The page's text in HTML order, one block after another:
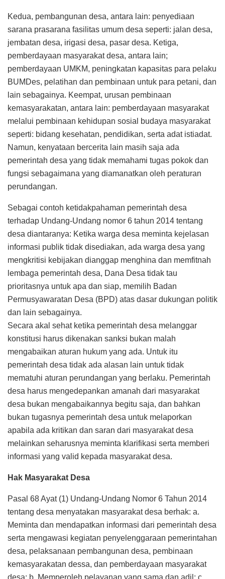
Kedua, pembangunan desa, antara lain: penyediaan
sarana prasarana fasilitas umum desa seperti: jalan desa,
jembatan desa, irigasi desa, pasar desa. Ketiga,
pemberdayaan masyarakat desa, antara lain;
pemberdayaan UMKM, peningkatan kapasitas para pelaku
BUMDes, pelatihan dan pembinaan untuk para petani, dan
lain sebagainya. Keempat, urusan pembinaan
kemasyarakatan, antara lain: pemberdayaan masyarakat
melalui pembinaan kehidupan sosial budaya masyarakat
seperti: bidang kesehatan, pendidikan, serta adat istiadat.
Namun, kenyataan bercerita lain masih saja ada
pemerintah desa yang tidak memahami tugas pokok dan
fungsi sebagaimana yang diamanatkan oleh peraturan
perundangan.
Sebagai contoh ketidakpahaman pemerintah desa
terhadap Undang-Undang nomor 6 tahun 2014 tentang
desa diantaranya: Ketika warga desa meminta kejelasan
informasi publik tidak disediakan, ada warga desa yang
mengkritisi kebijakan dianggap menghina dan memfitnah
lembaga pemerintah desa, Dana Desa tidak tau
prioritasnya untuk apa dan siap, memilih Badan
Permusyawaratan Desa (BPD) atas dasar dukungan politik
dan lain sebagainya.
Secara akal sehat ketika pemerintah desa melanggar
konstitusi harus dikenakan sanksi bukan malah
mengabaikan aturan hukum yang ada. Untuk itu
pemerintah desa tidak ada alasan lain untuk tidak
mematuhi aturan perundangan yang berlaku. Pemerintah
desa harus mengedepankan amanah dari masyarakat
desa bukan mengabaikannya begitu saja, dan bahkan
bukan tugasnya pemerintah desa untuk melaporkan
apabila ada kritikan dan saran dari masyarakat desa
melainkan seharusnya meminta klarifikasi serta memberi
informasi yang valid kepada masyarakat desa.
Hak Masyarakat Desa
Pasal 68 Ayat (1) Undang-Undang Nomor 6 Tahun 2014
tentang desa menyatakan masyarakat desa berhak: a.
Meminta dan mendapatkan informasi dari pemerintah desa
serta mengawasi kegiatan penyelenggaraan pemerintahan
desa, pelaksanaan pembangunan desa, pembinaan
kemasyarakatan dessa, dan pemberdayaan masyarakat
desa; b. Memperoleh pelayanan yang sama dan adil; c.